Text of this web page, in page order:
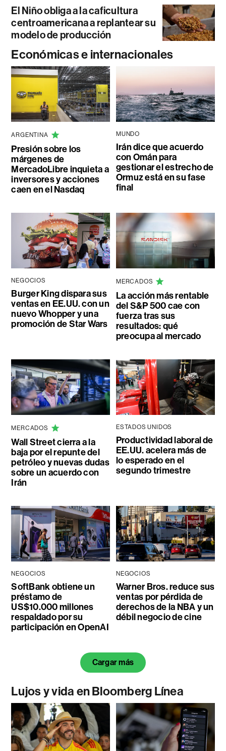
El Niño obliga a la caficultura
centroamericana a replantear su
modelo de producción
Económicas e internacionales
ARGENTINA
Presión sobre los
márgenes de
MercadoLibre inquieta a
inversores y acciones
caen en el Nasdaq
MUNDO
Irán dice que acuerdo
con Omán para
gestionar el estrecho de
Ormuz está en su fase
final
NEGOCIOS
Burger King dispara sus
ventas en EE.UU. con un
nuevo Whopper y una
promoción de Star Wars
MERCADOS
La acción más rentable
del S&P 500 cae con
fuerza tras sus
resultados: qué
preocupa al mercado
MERCADOS
Wall Street cierra a la
baja por el repunte del
petróleo y nuevas dudas
sobre un acuerdo con
Irán
ESTADOS UNIDOS
Productividad laboral de
EE.UU. acelera más de
lo esperado en el
segundo trimestre
NEGOCIOS
SoftBank obtiene un
préstamo de
US$10.000 millones
respaldado por su
participación en OpenAI
NEGOCIOS
Warner Bros. reduce sus
ventas por pérdida de
derechos de la NBA y un
débil negocio de cine
Cargar más
Lujos y vida en Bloomberg Línea